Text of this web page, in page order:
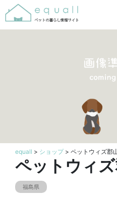
equall > ショップ> ペットウィズ郡
ペットウィ
福島県